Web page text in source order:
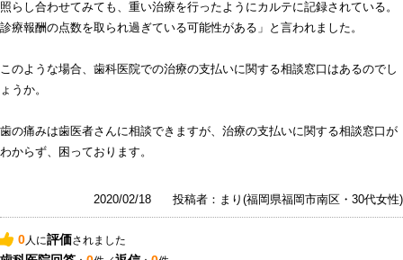
照らし合わせてみても、重い治療を行ったようにカルテに記録されている。
診療報酬の点数を取られ過ぎている可能性がある」と言われました。
このような場合、歯科医院での治療の支払いに関する相談窓口はあるのでし
ょうか。
歯の痛みは歯医者さんに相談できますが、治療の支払いに関する相談窓口が
わからず、困っております。
2020/02/18 投稿者：まり(福岡県福岡市南区・30代女性)
0 人に評価されました